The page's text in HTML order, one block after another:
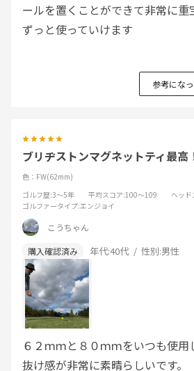
ールを置くことができて非常に重
ずっと使っていけます
参考にな
ブリヂストンマグネットティ最高
色：FW(62mm)
ゴルフ歴:3～5年 平均スコア:100～109 ヘッド
ゴルファータイプ:エンジョイ
こうちゃん
年代:40代 性別:男性
６２ｍｍと８０ｍｍをいつも使用
抜け感が非常に素晴らしいです。